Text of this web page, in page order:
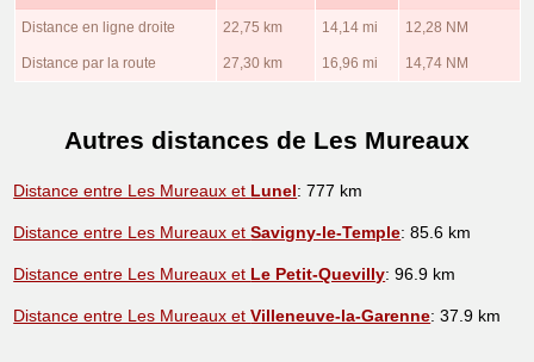
Distance en ligne droite 22,75 km 14,14 mi 12,28 NM
Distance par la route 27,30 km 16,96 mi 14,74 NM
Autres distances de Les Mureaux
Distance entre Les Mureaux et Lunel: 777 km
Distance entre Les Mureaux etSavigny-le-Temple: 85.6 km
Distance entre Les Mureaux et Le Petit-Quevilly: 96.9 km
Distance entre Les Mureaux etVilleneuve-la-Garenne: 37.9 km